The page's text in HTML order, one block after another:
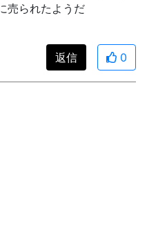
売られたようだ
返信
0